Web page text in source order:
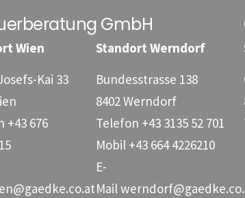
GmbH
Wien
Kai 33
+43 676
Standort Werndorf
Bundesstrasse 138
8402 Werndorf
Telefon +43 3135 52 701
Mobil +43 664 4226210
E-
Mail